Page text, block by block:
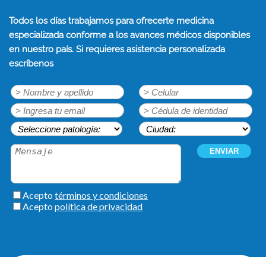
Todos los días trabajamos para ofrecerte medicina
especializada conforme a los avances médicos disponibles
en nuestro país. Si requieres asistencia personalizada
escríbenos